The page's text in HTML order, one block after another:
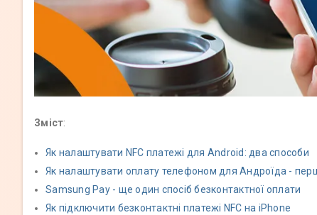
Зміст:
Як налаштувати NFC платежі для Android: два способи
Як налаштувати оплату телефоном для Андроїда -
Samsung Pay - ще один спосіб безконтактної оплати
Як підключити безконтактні платежі NFC на iPhone